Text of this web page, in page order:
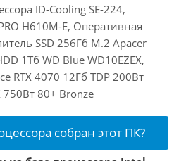
ID-Cooling SE-224,
H610M-E, Оперативная
SSD 256Гб M.2 Apacer
1Тб WD Blue WD10EZEX,
RTX 4070 12Гб TDP 200Вт
750Вт 80+ Bronze
собран этот ПК?